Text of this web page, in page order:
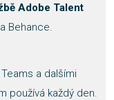
Adobe Talent
Behance.
a dalšími
používá každý den.